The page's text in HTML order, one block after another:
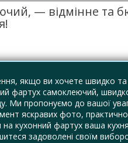
— відмінне та
якщо ви хочете швидко
фартух самоклеючий,
Ми пропонуємо до вашої
яскравих фото,
кухонний фартух ваша кухня
задоволені своїм